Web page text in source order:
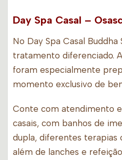
Day Spa Casal –
No Day Spa Casal Buddha
tratamento diferenciado.
foram especialmente
momento exclusivo de
Conte com atendimento
casais, com banhos de
dupla, diferentes terapias
além de lanches e